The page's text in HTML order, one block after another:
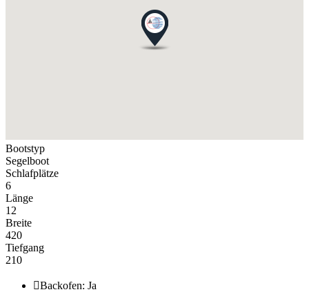
Bootstyp
Segelboot
Schlafplätze
6
Länge
12
Breite
420
Tiefgang
210
Backofen: Ja